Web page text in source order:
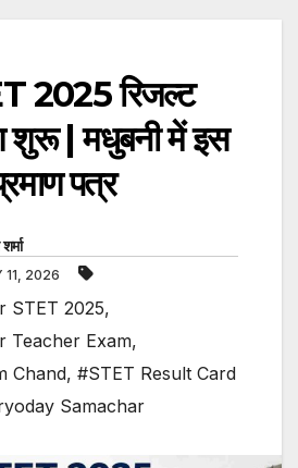
2025 रिजल्ट
शुरू | मधुबनी में इस
पत्र
11, 2026
STET 2025,
Teacher Exam,
Chand, #STET Result Card
Samachar